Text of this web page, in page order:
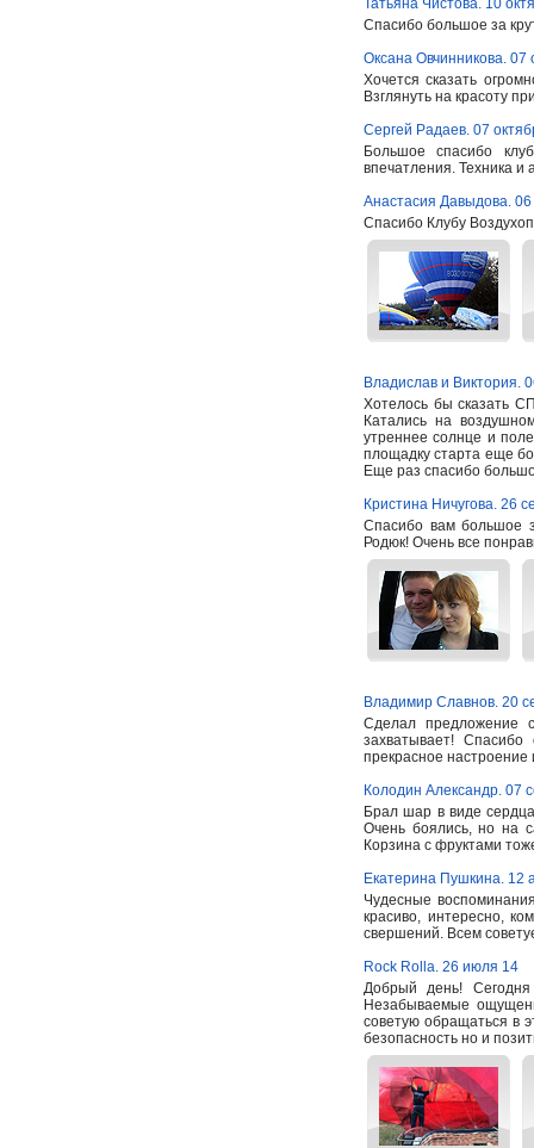
Татьяна Чистова. 10
Спасибо большое за
Оксана Овчинникова. 07
Хочется сказать
Взглянуть на красоту
Сергей Радаев. 07
Большое спасибо
впечатления. Техника и
Анастасия Давыдова. 06
Спасибо Клубу
Владислав и Виктория.
Хотелось бы сказать
Катались на
утреннее солнце и
площадку старта еще
Еще раз спасибо
Кристина Ничугова. 26
Спасибо вам большое
Родюк! Очень все
Владимир Славнов. 20
Сделал предложение
захватывает!
прекрасное
Колодин Александр. 07
Брал шар в виде
Очень боялись, но на
Корзина с фруктами
Екатерина Пушкина. 12
Чудесные
красиво, интересно,
свершений. Всем
Rock Rolla. 26 июля 14
Добрый день!
Незабываемые
советую обращаться в
безопасность но и